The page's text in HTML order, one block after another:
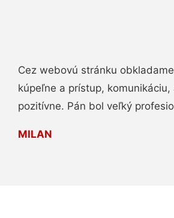
Cez webovú stránku
kúpeľne a prístup,
pozitívne. Pán bol veľký
MILAN